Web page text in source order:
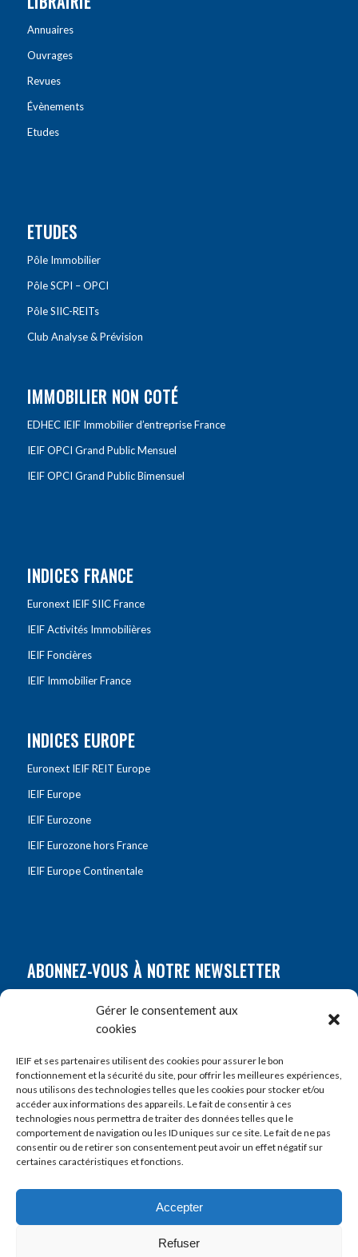
Gérer le consentement aux
cookies
IEIF et ses partenaires utilisent des cookies pour assurer le bon
fonctionnement et la sécurité du site, pour offrir les meilleures expériences,
nous utilisons des technologies telles que les cookies pour stocker et/ou
accéder aux informations des appareils. Le fait de consentir à ces
technologies nous permettra de traiter des données telles que le
comportement de navigation ou les ID uniques sur ce site. Le fait de ne pas
consentir ou de retirer son consentement peut avoir un effet négatif sur
certaines caractéristiques et fonctions.
Accepter
Refuser
Annuaires
Ouvrages
Revues
Évènements
Etudes
ETUDES
Pôle Immobilier
Pôle SCPI – OPCI
Pôle SIIC-REITs
Club Analyse & Prévision
IMMOBILIER NON COTÉ
EDHEC IEIF Immobilier d’entreprise France
IEIF OPCI Grand Public Mensuel
IEIF OPCI Grand Public Bimensuel
INDICES FRANCE
Euronext IEIF SIIC France
IEIF Activités Immobilières
IEIF Foncières
IEIF Immobilier France
INDICES EUROPE
Euronext IEIF REIT Europe
IEIF Europe
IEIF Eurozone
IEIF Eurozone hors France
IEIF Europe Continentale
ABONNEZ-VOUS À NOTRE NEWSLETTER
Prénom*
E-mail*